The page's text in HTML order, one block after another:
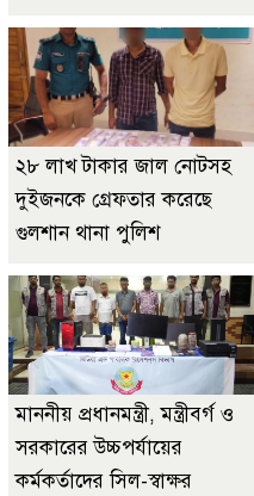
২৮ লাখ টাকার জাল নোটসহ
দুইজনকে গ্রেফতার করেছে
গুলশান থানা পুলিশ
মাননীয় প্রধানমন্ত্রী, মন্ত্রীবর্গ ও
সরকারের উচ্চপর্যায়ের
কর্মকর্তাদের সিল-স্বাক্ষর